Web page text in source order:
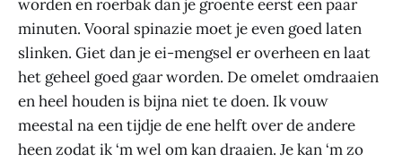
worden en roerbak dan je groente eerst een paar
minuten. Vooral spinazie moet je even goed laten
slinken. Giet dan je ei-mengsel er overheen en laat
het geheel goed gaar worden. De omelet omdraaien
en heel houden is bijna niet te doen. Ik vouw
meestal na een tijdje de ene helft over de andere
heen zodat ik ‘m wel om kan draaien. Je kan ‘m zo